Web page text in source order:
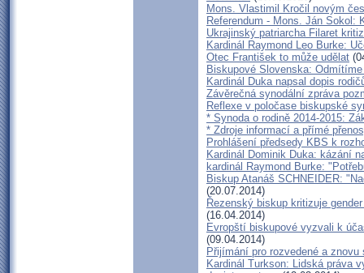
Mons. Vlastimil Kročil novým
Referendum - Mons. Ján
Ukrajinský patriarcha Filaret
Kardinál Raymond Leo Burke:
Otec František to může udělat
Biskupové Slovenska:
Kardinál Duka napsal dopis
Závěrečná synodální zpráva
Reflexe v poločase biskupské
* Synoda o rodině 2014-2015:
* Zdroje informací a přímé
Prohlášení předsedy KBS k
Kardinál Dominik Duka: kázání
kardinál Raymond Burke:
Biskup Atanáš SCHNEIDER:
(20.07.2014)
Řezenský biskup kritizuje
(16.04.2014)
Evropští biskupové vyzvali k
(09.04.2014)
Přijímání pro rozvedené a znovu
Kardinál Turkson: Lidská práva